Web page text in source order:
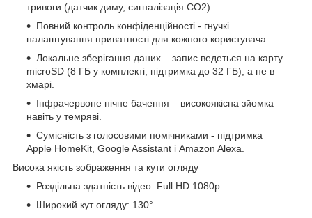
тривоги (датчик диму, сигналізація CO2).
Повний контроль конфіденційності - гнучкі
налаштування приватності для кожного користувача.
Локальне зберігання даних – запис ведеться на карту
microSD (8 ГБ у комплекті, підтримка до 32 ГБ), а не в
хмарі.
Інфрачервоне нічне бачення – високоякісна зйомка
навіть у темряві.
Сумісність з голосовими помічниками - підтримка
Apple HomeKit, Google Assistant і Amazon Alexa.
Висока якість зображення та кути огляду
Роздільна здатність відео: Full HD 1080p
Широкий кут огляду: 130°